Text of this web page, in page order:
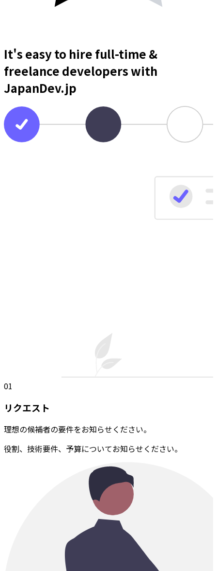
It's easy to hire full-time &
freelance developerswith
JapanDev.jp
01
リクエスト
理想の候補者の要件をお知らせください。
役割、技術要件、予算についてお知らせください。